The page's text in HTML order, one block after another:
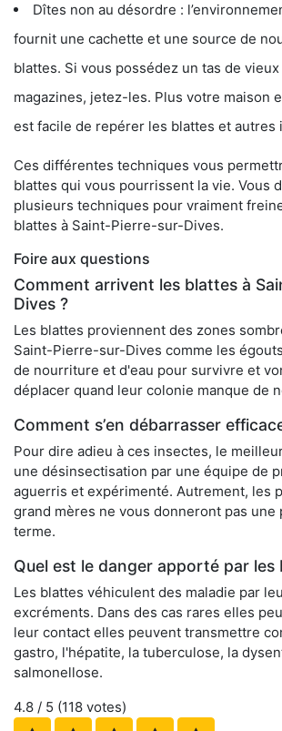
Dîtes non au désordre :
fournit une cachette et une source de
blattes. Si vous possédez un tas de
magazines, jetez-les. Plus votre maison
est facile de repérer les blattes et autres
Ces différentes techniques vous
blattes qui vous pourrissent la vie. Vous
plusieurs techniques pour vraiment
blattes à Saint-Pierre-sur-Dives.
Foire aux questions
Comment arrivent les blattes à
Dives ?
Les blattes proviennent des zones
Saint-Pierre-sur-Dives comme les
de nourriture et d'eau pour survivre et
déplacer quand leur colonie manque de
Comment s’en débarrasser
Pour dire adieu à ces insectes, le
une désinsectisation par une équipe de
aguerris et expérimenté. Autrement, les
grand mères ne vous donneront pas une
terme.
Quel est le danger apporté par les
Les blattes véhiculent des maladie par
excréments. Dans des cas rares elles
leur contact elles peuvent transmettre
gastro, l'hépatite, la tuberculose, la
salmonellose.
4.8 / 5 (118 votes)